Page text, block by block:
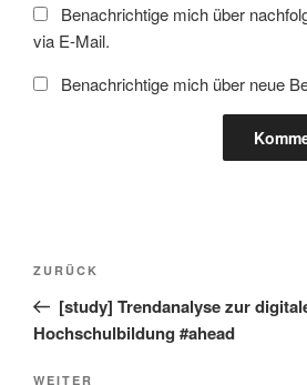
Benachrichtige mich über
via E-Mail.
Benachrichtige mich über neue
Beitragsnavigation
Vorheriger
Beitrag
ZURÜCK
[study] Trendanalyse zur
Hochschulbildung #ahead
WEITER